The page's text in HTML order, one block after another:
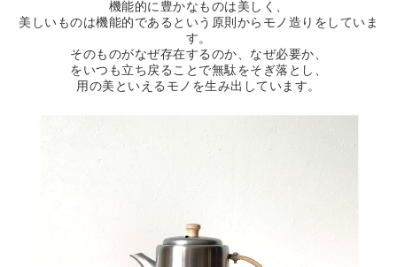
機能的に豊かなものは美しく、
美しいものは機能的であるという原則からモノ造りをしていま
す。
そのものがなぜ存在するのか、なぜ必要か、
をいつも立ち戻ることで無駄をそぎ落とし、
用の美といえるモノを生み出しています。